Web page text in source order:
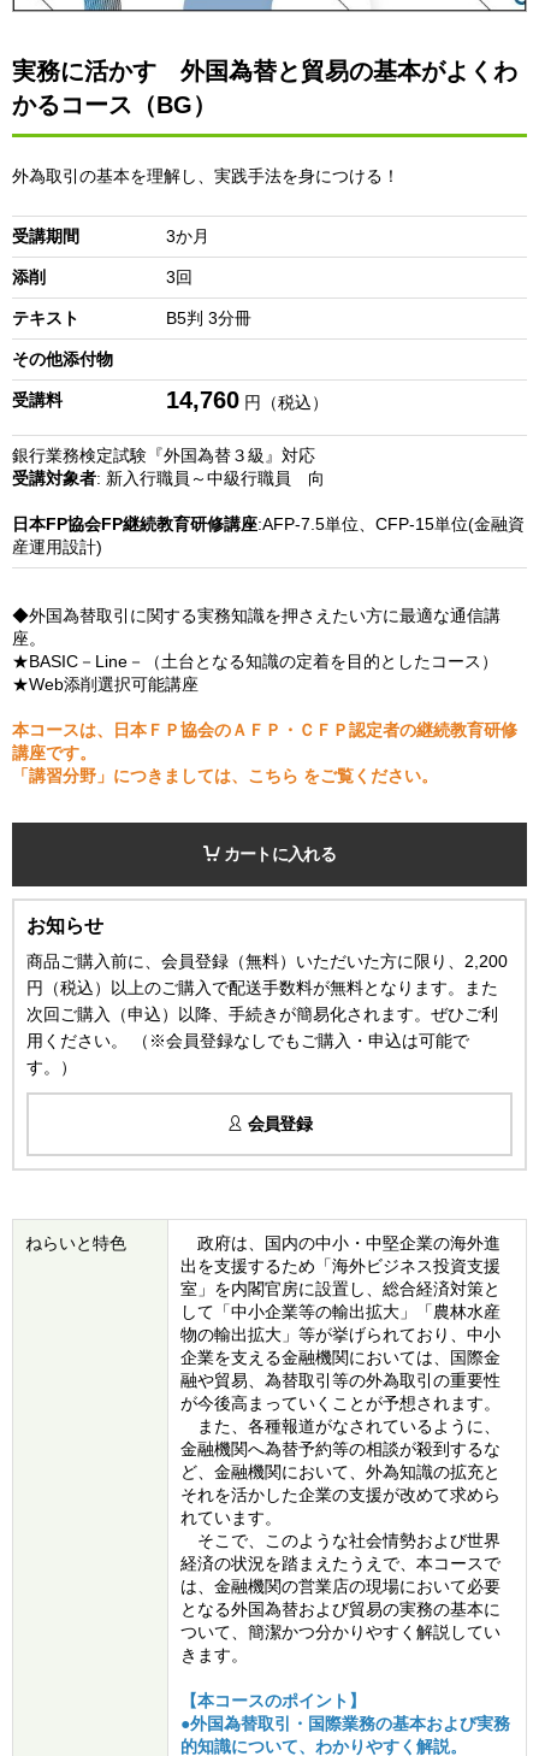
実務に活かす 外国為替と貿易の基本がよくわ
かるコース（BG）
外為取引の基本を理解し、実践手法を身につける！
受講期間 3か月
添削 3回
テキスト B5判 3分冊
その他添付物
受講料 14,760 円（税込）
銀行業務検定試験『外国為替３級』対応
受講対象者: 新入行職員～中級行職員 向
日本FP協会FP継続教育研修講座:AFP-7.5単位、CFP-15単位(金融資
産運用設計)
◆外国為替取引に関する実務知識を押さえたい方に最適な通信講
座。
★BASIC－Line－（土台となる知識の定着を目的としたコース）
★Web添削選択可能講座
本コースは、日本ＦＰ協会のＡＦＰ・ＣＦＰ認定者の継続教育研修
講座です。
「講習分野」につきましては、 こちら をご覧ください。
カートに入れる
お知らせ
商品ご購入前に、会員登録（無料）いただいた方に限り、2,200
円（税込）以上のご購入で配送手数料が無料となります。また
次回ご購入（申込）以降、手続きが簡易化されます。ぜひご利
用ください。 （※会員登録なしでもご購入・申込は可能で
す。）
会員登録
ねらいと特色
政府は、国内の中小・中堅企業の海外進
出を支援するため「海外ビジネス投資支援
室」を内閣官房に設置し、総合経済対策と
して「中小企業等の輸出拡大」「農林水産
物の輸出拡大」等が挙げられており、中小
企業を支える金融機関においては、国際金
融や貿易、為替取引等の外為取引の重要性
が今後高まっていくことが予想されます。
また、各種報道がなされているように、
金融機関へ為替予約等の相談が殺到するな
ど、金融機関において、外為知識の拡充と
それを活かした企業の支援が改めて求めら
れています。
そこで、このような社会情勢および世界
経済の状況を踏まえたうえで、本コースで
は、金融機関の営業店の現場において必要
となる外国為替および貿易の実務の基本に
ついて、簡潔かつ分かりやすく解説してい
きます。
【本コースのポイント】
●外国為替取引・国際業務の基本および実務
的知識について、わかりやすく解説。